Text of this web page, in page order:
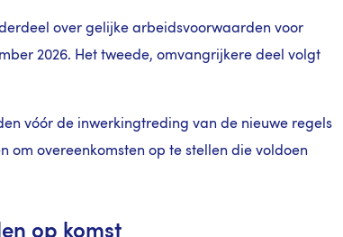
over gelijke arbeidsvoorwaarden voor
2026. Het tweede, omvangrijkere deel volgt
vóór de inwerkingtreding van de nieuwe regels
om overeenkomsten op te stellen die voldoen
op komst